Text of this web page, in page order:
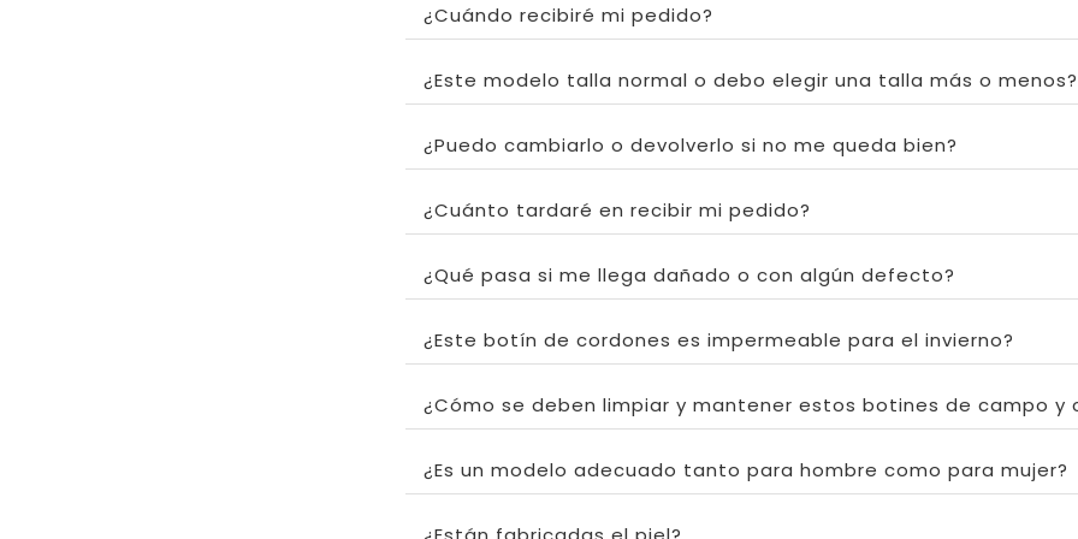
¿Cuándo recibiré mi pedido?
¿Este modelo talla normal o debo elegir una talla más o menos?
¿Puedo cambiarlo o devolverlo si no me queda bien?
¿Cuánto tardaré en recibir mi pedido?
¿Qué pasa si me llega dañado o con algún defecto?
¿Este botín de cordones es impermeable para el invierno?
¿Cómo se deben limpiar y mantener estos botines de campo y
¿Es un modelo adecuado tanto para hombre como para mujer?